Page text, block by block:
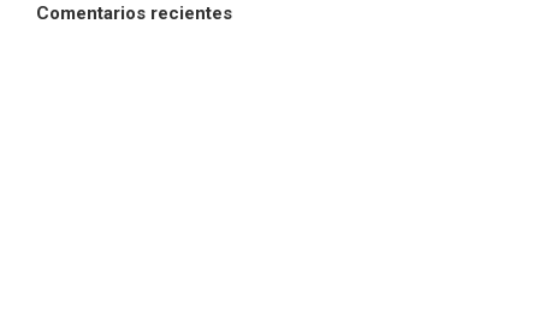
Comentarios recientes